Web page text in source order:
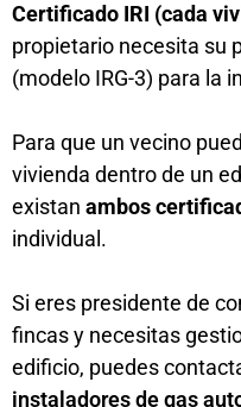
Certificado IRI (cada
propietario necesita su
(modelo IRG-3) para la
Para que un vecino
vivienda dentro de un
existan ambos
individual.
Si eres presidente de
fincas y necesitas
edificio, puedes
instaladores de gas